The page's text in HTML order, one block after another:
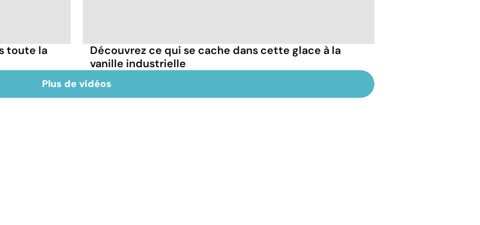
toute la
Découvrez ce qui se cache dans cette glace à la
vanille industrielle
Plus de vidéos